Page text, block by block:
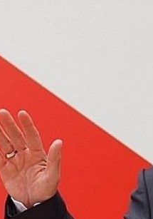
Huawei dezvoltă un nou